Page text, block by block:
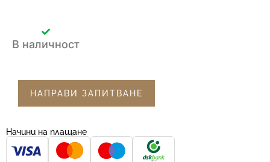
В наличност
НАПРАВИ ЗАПИТВАНЕ
Начини на плащане